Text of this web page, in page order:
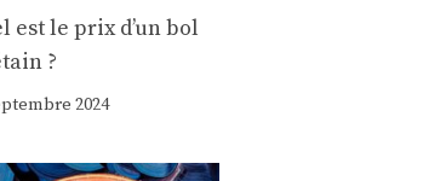
est le prix d’un bol
?
2024